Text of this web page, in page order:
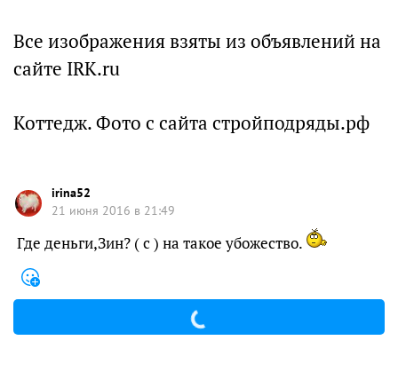
Все изображения взяты из объявлений на
сайте IRK.ru
Коттедж. Фото с сайта стройподряды.рф
irina52
21 июня 2016 в 21:49
Где деньги,Зин? ( с ) на такое убожество.